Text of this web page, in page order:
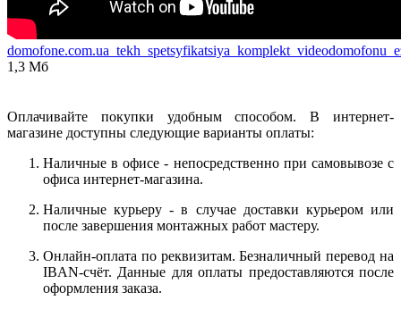
1,3 Мб
Оплачивайте покупки удобным способом. В интернет-
магазине доступны следующие варианты оплаты:
Наличные в офисе - непосредственно при самовывозе с
офиса интернет-магазина.
Наличные курьеру - в случае доставки курьером или
после завершения монтажных работ мастеру.
Онлайн-оплата по реквизитам. Безналичный перевод на
IBAN-счёт. Данные для оплаты предоставляются после
оформления заказа.